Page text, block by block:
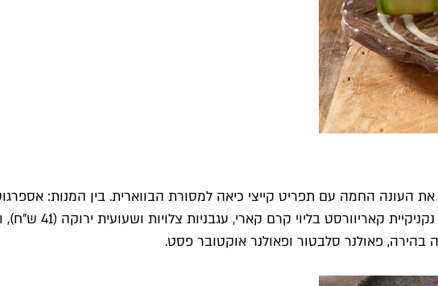
בהירה, פאולנר סלבטור ופאולנר אוקטובר פסט.